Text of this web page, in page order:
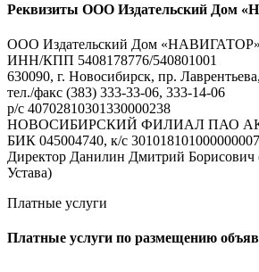
Реквизиты ООО Издательский Дом
ООО Издательский Дом «НАВИГАТОР»
ИНН/КПП 5408178776/540801001
630090, г. Новосибирск, пр.
тел./факс (383) 333-33-06, 333-14-06
р/с 40702810301330000238
НОВОСИБИРСКИЙ ФИЛИАЛ ПАО
БИК 045004740, к/с
Директор Данилин Дмитрий Борисович
Устава)
Платные услуги
Платные услуги по размещению